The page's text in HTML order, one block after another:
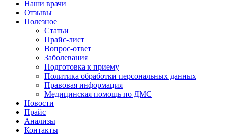
Наши врачи
Отзывы
Полезное
Статьи
Прайс-лист
Вопрос-ответ
Заболевания
Подготовка к приему
Политика обработки персональных данных
Правовая информация
Медицинская помощь по ДМС
Новости
Прайс
Анализы
Контакты